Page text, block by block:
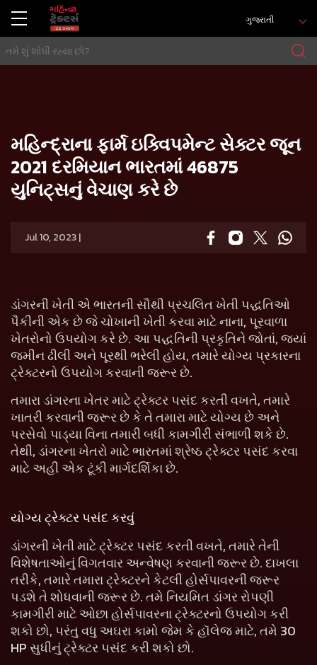
ગુજરાતી
મહિન્દ્રાના ફાર્મ ઇક્વિપમેન્ટ સેક્ટર જૂન
2021 દરમિયાન ભારતમાં 46875
યુનિટ્સનું વેચાણ કરે છે
Jul 10, 2023 |
ડાંગરની ખેતી એ ભારતની સૌથી પ્રચલિત ખેતી પદ્ધતિઓ
પૈકીની એક છે જે ચોખાની ખેતી કરવા માટે નાના, પૂરવાળા
ખેતરોનો ઉપયોગ કરે છે. આ પદ્ધતિની પ્રકૃતિને જોતાં, જ્યાં
જમીન ઢીલી અને પૂરથી ભરેલી હોય, તમારે યોગ્ય પ્રકારના
ટ્રેક્ટરનો ઉપયોગ કરવાની જરૂર છે.
તમારા ડાંગરના ખેતર માટે ટ્રેક્ટર પસંદ કરતી વખતે, તમારે
ખાતરી કરવાની જરૂર છે કે તે તમારા માટે યોગ્ય છે અને
પરસેવો પાડ્યા વિના તમારી બધી કામગીરી સંભાળી શકે છે.
તેથી, ડાંગરના ખેતરો માટે ભારતમાં શ્રેષ્ઠ ટ્રેક્ટર પસંદ કરવા
માટે અહીં એક ટૂંકી માર્ગદર્શિકા છે.
યોગ્ય ટ્રેક્ટર પસંદ કરવું
ડાંગરની ખેતી માટે ટ્રેક્ટર પસંદ કરતી વખતે, તમારે તેની
વિશેષતાઓનું વિગતવાર અન્વેષણ કરવાની જરૂર છે. દાખલા
તરીકે, તમારે તમારા ટ્રેક્ટરને કેટલી હોર્સપાવરની જરૂર
પડશે તે શોધવાની જરૂર છે. તમે નિયમિત ડાંગર રોપણી
કામગીરી માટે ઓછા હોર્સપાવરના ટ્રેક્ટરનો ઉપયોગ કરી
શકો છો, પરંતુ વધુ અઘરા કામો જેમ કે હૉલેજ માટે, તમે 30
HP સુધીનું ટ્રેક્ટર પસંદ કરી શકો છો.